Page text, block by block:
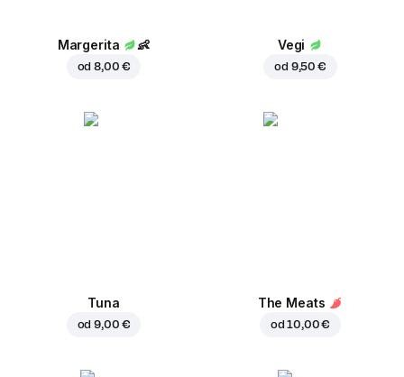
Margerita 👶
od8,00 €
Vegi
od 9,50 €
Tuna
od9,00 €
The Meats
od10,00 €